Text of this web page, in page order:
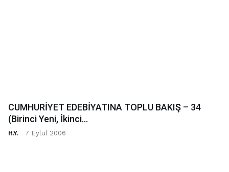
CUMHURİYET EDEBİYATINA TOPLU BAKIŞ – 34
(Birinci Yeni, İkinci...
H.Y. - 7 Eylül 2006